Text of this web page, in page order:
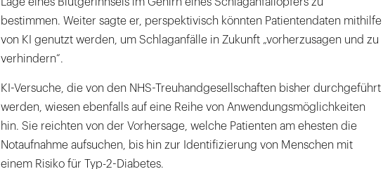
Lage eines Blutgerinnsels im Gehirn eines Schlaganfallopfers zu
bestimmen. Weiter sagte er, perspektivisch könnten Patientendaten mithilfe
von KI genutzt werden, um Schlaganfälle in Zukunft „vorherzusagen und zu
verhindern“.
KI-Versuche, die von den NHS-Treuhandgesellschaften bisher durchgeführt
werden, wiesen ebenfalls auf eine Reihe von Anwendungsmöglichkeiten
hin. Sie reichten von der Vorhersage, welche Patienten am ehesten die
Notaufnahme aufsuchen, bis hin zur Identifizierung von Menschen mit
einem Risiko für Typ-2-Diabetes.